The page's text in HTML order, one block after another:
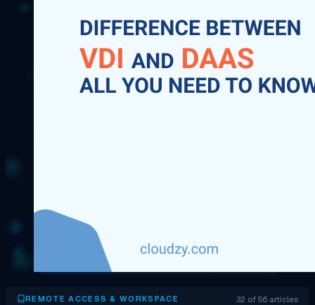
REMOTE ACCESS & WORKSPACE 32 of 56 articles